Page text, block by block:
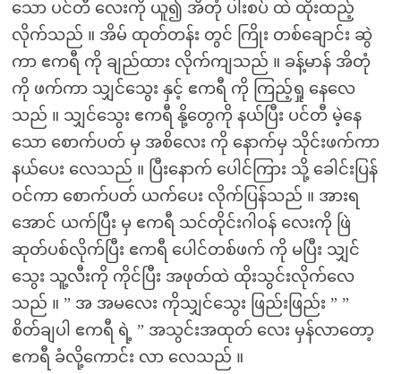
သော ပင်တီ လေးကို ယူ၍ အိတုံ ပါးစပ် ထဲ ထိုးထည့်
လိုက်သည် ။ အိမ် ထုတ်တန်း တွင် ကြိုး တစ်ချောင်း ဆွဲ
ကာ ဧကရီ ကို ချည်ထား လိုက်ကျသည် ။ ခန့်မာန် အိတုံ
ကို ဖက်ကာ သျှင်သွေး နှင့် ဧကရီ ကို ကြည့်ရှု နေလေ
သည် ။ သျှင်သွေး ဧကရီ နို့တွေကို နယ်ပြီး ပင်တီ မဲ့နေ
သော စောက်ပတ် မှ အစိလေး ကို နောက်မှ သိုင်းဖက်ကာ
နယ်ပေး လေသည် ။ ပြီးနောက် ပေါင်ကြား သို့ ခေါင်းပြန်
ဝင်ကာ စောက်ပတ် ယက်ပေး လိုက်ပြန်သည် ။ အားရ
အောင် ယက်ပြီး မှ ဧကရီ သင်တိုင်းဂါဝန် လေးကို ဖြဲ
ဆုတ်ပစ်လိုက်ပြီး ဧကရီ ပေါင်တစ်ဖက် ကို မပြီး သျှင်
သွေး သူ့လီးကို ကိုင်ပြီး အဖုတ်ထဲ ထိုးသွင်းလိုက်လေ
သည် ။ ” အ အမလေး ကိုသျှင်သွေး ဖြည်းဖြည်း ” ”
စိတ်ချပါ ဧကရီ ရဲ့ ” အသွင်းအထုတ် လေး မှန်လာတော့
ဧကရီ ခံလို့ကောင်း လာ လေသည် ။